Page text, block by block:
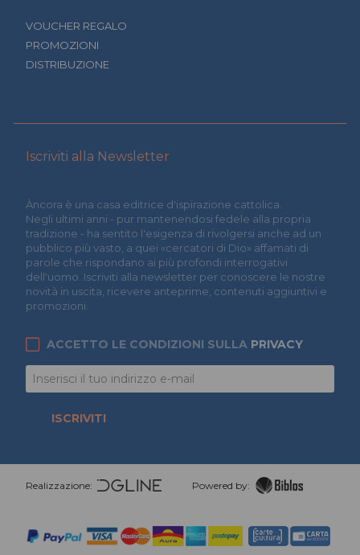
VOUCHER REGALO
PROMOZIONI
DISTRIBUZIONE
Iscriviti alla Newsletter
Àncora è una casa editrice d'ispirazione cattolica.
Negli ultimi anni - pur mantenendosi fedele alla propria
tradizione - ha sentito l'esigenza di rivolgersi anche ad un
pubblico più vasto, a quei «cercatori di Dio» affamati di
parole che rispondano ai più profondi interrogativi
dell'uomo. Iscriviti alla newsletter per conoscere le nostre
novità in uscita, ricevere anteprime, contenuti aggiuntivi e
promozioni.
ACCETTO LE CONDIZIONI SULLA PRIVACY
ISCRIVITI
Realizzazione: Powered by: